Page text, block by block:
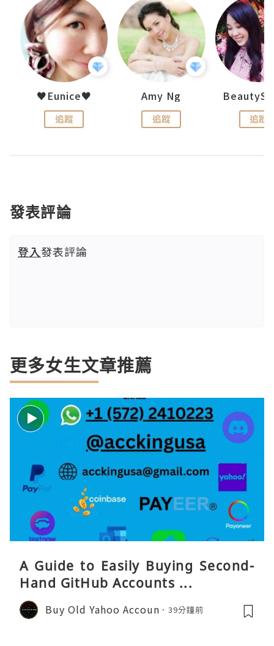
♥Eunice♥
追蹤
Amy Ng
追蹤 追蹤
發表評論
登入發表評論
更多女生文章推薦
A Guide to Easily Buying Second-
Hand GitHub Accounts ...
Buy Old Yahoo Accoun 39分鐘前